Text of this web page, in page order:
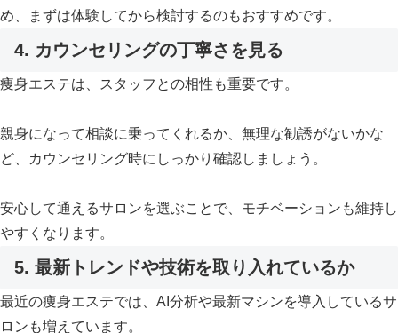
め、まずは体験してから検討するのもおすすめです。
4. カウンセリングの丁寧さを見る
痩身エステは、スタッフとの相性も重要です。
親身になって相談に乗ってくれるか、無理な勧誘がないかな
ど、カウンセリング時にしっかり確認しましょう。
安心して通えるサロンを選ぶことで、モチベーションも維持し
やすくなります。
5. 最新トレンドや技術を取り入れているか
最近の痩身エステでは、AI分析や最新マシンを導入しているサ
ロンも増えています。